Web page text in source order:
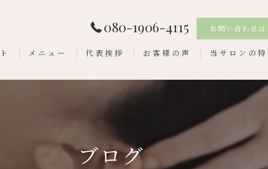
080-1906-4115 お問い合わせは
メニュー 代表挨拶 お客様の声 当サロンの特
ドライヘッドスパ
ハーブピーリング
リフトアップ
小顔
ブログ